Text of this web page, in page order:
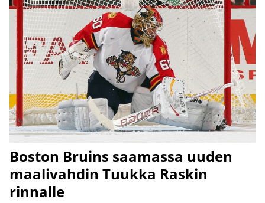
Boston Bruins saamassa uuden
maalivahdin Tuukka Raskin
rinnalle